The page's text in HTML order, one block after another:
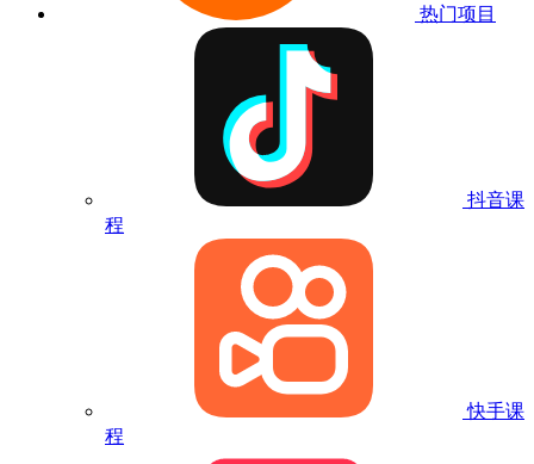
热门项目
抖音课
程
快手课
程